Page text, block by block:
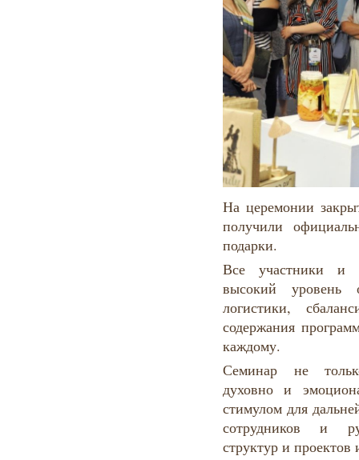
На церемонии
получили
подарки.
Все участники и
высокий уровень
логистики,
содержания
каждому.
Семинар не
духовно и
стимулом для
сотрудников и
структур и